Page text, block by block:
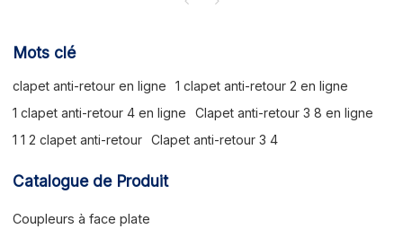
Mots clé
clapet anti-retour en ligne
1 clapet anti-retour 2 en ligne
1 clapet anti-retour 4 en ligne
Clapet anti-retour 3 8 en ligne
1 1 2 clapet anti-retour
Clapet anti-retour 3 4
Catalogue de Produit
Coupleurs à face plate